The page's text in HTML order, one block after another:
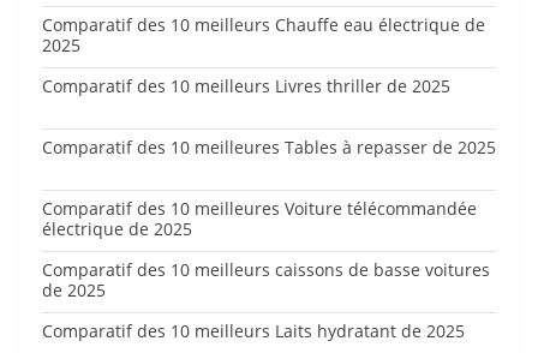
Comparatif des 10 meilleurs Chauffe eau électrique de
2025
Comparatif des 10 meilleurs Livres thriller de 2025
Comparatif des 10 meilleures Tables à repasser de 2025
Comparatif des 10 meilleures Voiture télécommandée
électrique de 2025
Comparatif des 10 meilleurs caissons de basse voitures
de 2025
Comparatif des 10 meilleurs Laits hydratant de 2025